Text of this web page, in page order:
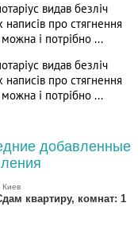
видав безліч
написів про стягнення
можна і потрібно ...
видав безліч
написів про стягнення
можна і потрібно ...
добавленные
Киев
квартиру, комнат: 1